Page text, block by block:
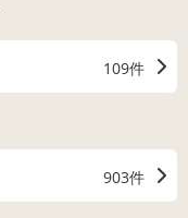
109件
903件